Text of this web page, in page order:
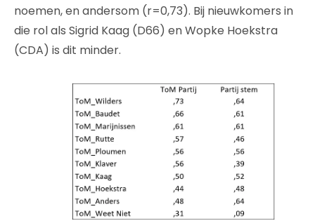
noemen, en andersom (r=0,73). Bij nieuwkomers in
die rol als Sigrid Kaag (D66) en Wopke Hoekstra
(CDA) is dit minder.